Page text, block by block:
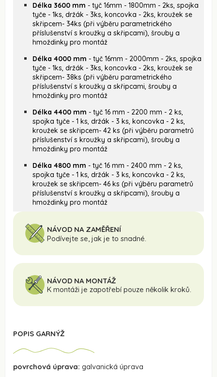
Délka 3600 mm - tyč 16mm - 1800mm - 2ks, spojka
tyče - 1ks, držák - 3ks, koncovka - 2ks, kroužek se
skřipcem- 34ks (při výběru parametrického
příslušenství s kroužky a skřipcami), šrouby a
hmoždinky pro montáž
Délka 4000 mm - tyč 16mm - 2000mm - 2ks, spojka
tyče - 1ks, držák - 3ks, koncovka - 2ks, kroužek se
skřipcem- 38ks (při výběru parametrického
příslušenství s kroužky a skřipcami, šrouby a
hmoždinky pro montáž
Délka 4400 mm - tyč 16 mm - 2200 mm - 2 ks,
spojka tyče - 1 ks, držák - 3 ks, koncovka - 2 ks,
kroužek se skřipcem- 42 ks (při výběru parametrů
příslušenství s kroužky a skřipcami), šrouby a
hmoždinky pro montáž
Délka 4800 mm - tyč 16 mm - 2400 mm - 2 ks,
spojka tyče - 1 ks, držák - 3 ks, koncovka - 2 ks,
kroužek se skřipcem- 46 ks (při výběru parametrů
příslušenství s kroužky a skřipcami), šrouby a
hmoždinky pro montáž
NÁVOD NA ZAMĚŘENÍ
Podívejte se, jak je to snadné.
NÁVOD NA MONTÁŽ
K montáži je zapotřebí pouze několik kroků.
POPIS GARNÝŽ
povrchová úprava: galvanická úprava